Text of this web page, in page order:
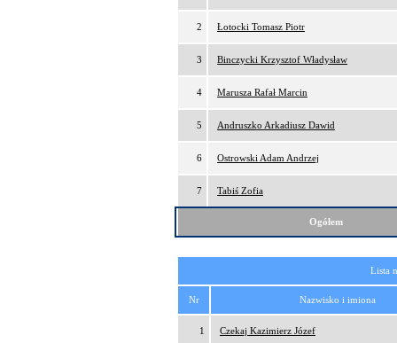
2 Łotocki Tomasz Piotr
3 Binczycki Krzysztof Władysław
4 Marusza Rafał Marcin
5 Andruszko Arkadiusz Dawid
6 Ostrowski Adam Andrzej
7 Tabiś Zofia
Ogółem
Lista
Nr Nazwisko i imiona
1 Czekaj Kazimierz Józef